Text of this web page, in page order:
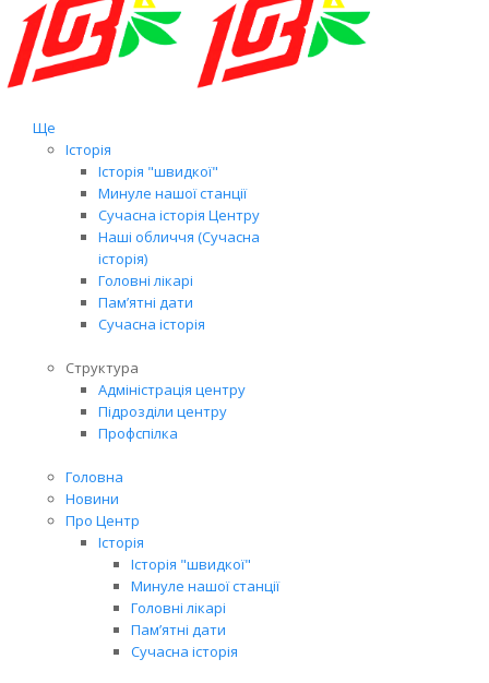
Ще
Історія
Історія "швидкої"
Минуле нашої станції
Сучасна історія Центру
Наші обличчя (Сучасна
історія)
Головні лікарі
Пам’ятні дати
Сучасна історія
Структура
Адміністрація центру
Підрозділи центру
Профспілка
Головна
Новини
Про Центр
Історія
Історія "швидкої"
Минуле нашої станції
Головні лікарі
Пам’ятні дати
Сучасна історія